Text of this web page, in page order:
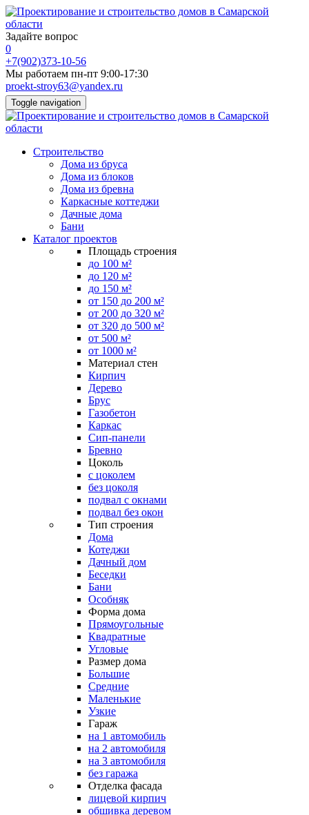
Задайте вопрос
0
+7(902)373-10-56
Мы работаем пн-пт 9:00-17:30
proekt-stroy63@yandex.ru
Toggle navigation
Строительство
Дома из бруса
Дома из блоков
Дома из бревна
Каркасные коттеджи
Дачные дома
Бани
Каталог проектов
Площадь строения
до 100 м²
до 120 м²
до 150 м²
от 150 до 200 м²
от 200 до 320 м²
от 320 до 500 м²
от 500 м²
от 1000 м²
Материал стен
Кирпич
Дерево
Брус
Газобетон
Каркас
Сип-панели
Бревно
Цоколь
с цоколем
без цоколя
подвал с окнами
подвал без окон
Тип строения
Дома
Котеджи
Дачный дом
Беседки
Бани
Особняк
Форма дома
Прямоугольные
Квадратные
Угловые
Размер дома
Большие
Средние
Маленькие
Узкие
Гараж
на 1 автомобиль
на 2 автомобиля
на 3 автомобиля
без гаража
Отделка фасада
лицевой кирпич
обшивка деревом